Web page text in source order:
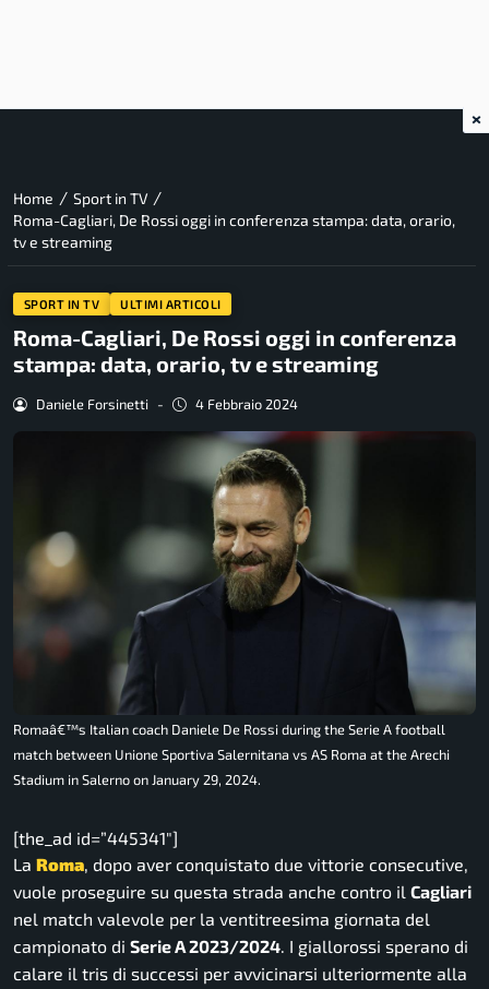
Home / Sport in TV /
Roma-Cagliari, De Rossi oggi in conferenza stampa: data, orario,
tv e streaming
SPORT IN TV ULTIMI ARTICOLI
Roma-Cagliari, De Rossi oggi in conferenza
stampa: data, orario, tv e streaming
Daniele Forsinetti - 4 Febbraio 2024
Romaâ€™s Italian coach Daniele De Rossi during the Serie A football
match between Unione Sportiva Salernitana vs AS Roma at the Arechi
Stadium in Salerno on January 29, 2024.
[the_ad id=”445341″]
La Roma, dopo aver conquistato due vittorie consecutive,
vuole proseguire su questa strada anche contro il Cagliari
nel match valevole per la ventitreesima giornata del
campionato di Serie A 2023/2024. I giallorossi sperano di
calare il tris di successi per avvicinarsi ulteriormente alla
×